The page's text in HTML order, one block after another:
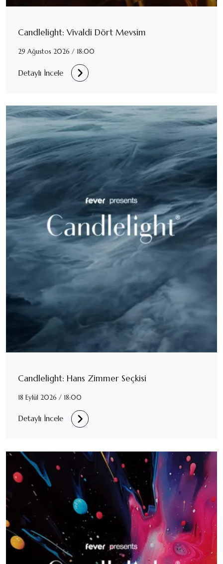
Candlelight: Vivaldi Dört Mevsim
29 Ağustos 2026 / 18:00
Detaylı İncele
Candlelight: Hans Zimmer Seçkisi
18 Eylül 2026 / 18:00
Detaylı İncele